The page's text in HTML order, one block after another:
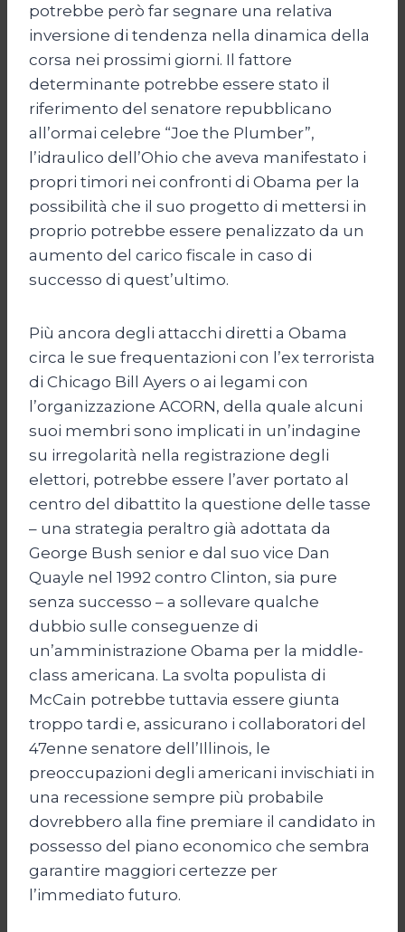
potrebbe però far segnare una relativa
inversione di tendenza nella dinamica della
corsa nei prossimi giorni. Il fattore
determinante potrebbe essere stato il
riferimento del senatore repubblicano
all’ormai celebre “Joe the Plumber”,
l’idraulico dell’Ohio che aveva manifestato i
propri timori nei confronti di Obama per la
possibilità che il suo progetto di mettersi in
proprio potrebbe essere penalizzato da un
aumento del carico fiscale in caso di
successo di quest’ultimo.
Più ancora degli attacchi diretti a Obama
circa le sue frequentazioni con l’ex terrorista
di Chicago Bill Ayers o ai legami con
l’organizzazione ACORN, della quale alcuni
suoi membri sono implicati in un’indagine
su irregolarità nella registrazione degli
elettori, potrebbe essere l’aver portato al
centro del dibattito la questione delle tasse
– una strategia peraltro già adottata da
George Bush senior e dal suo vice Dan
Quayle nel 1992 contro Clinton, sia pure
senza successo – a sollevare qualche
dubbio sulle conseguenze di
un’amministrazione Obama per la middle-
class americana. La svolta populista di
McCain potrebbe tuttavia essere giunta
troppo tardi e, assicurano i collaboratori del
47enne senatore dell’Illinois, le
preoccupazioni degli americani invischiati in
una recessione sempre più probabile
dovrebbero alla fine premiare il candidato in
possesso del piano economico che sembra
garantire maggiori certezze per
l’immediato futuro.